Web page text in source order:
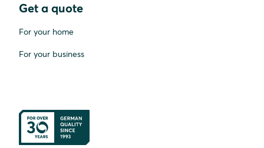
Get a quote
For your home
For your business